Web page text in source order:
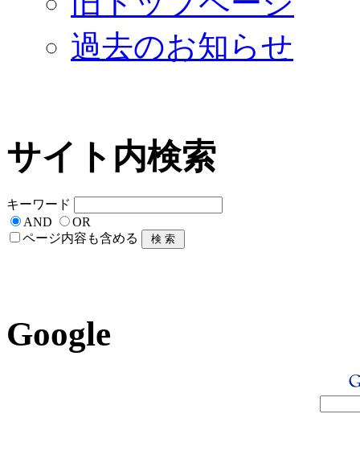
過去のお知らせ
サイト内検索
キーワード
AND
OR
ページ内容も含める
Google